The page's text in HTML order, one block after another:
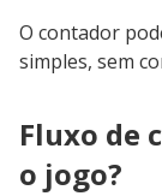
O contador
simples, sem
Fluxo de
o jogo?